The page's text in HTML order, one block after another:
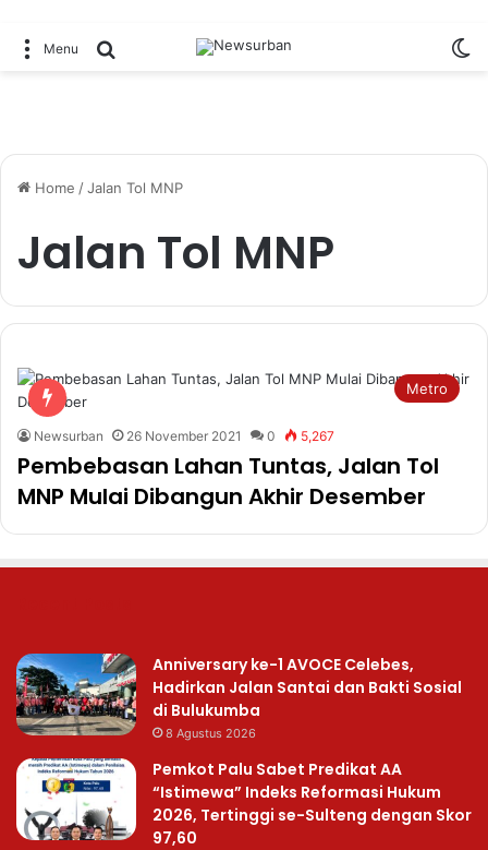
Menu Search for
Home /Jalan Tol MNP
Jalan Tol MNP
Metro
Newsurban 26 November 2021 0 5,267
Pembebasan Lahan Tuntas, Jalan Tol
MNP Mulai Dibangun Akhir Desember
Anniversary ke-1 AVOCE Celebes,
Hadirkan Jalan Santai dan Bakti Sosial
di Bulukumba
8 Agustus 2026
Pemkot Palu Sabet Predikat AA
“Istimewa” Indeks Reformasi Hukum
2026, Tertinggi se-Sulteng dengan Skor
97,60